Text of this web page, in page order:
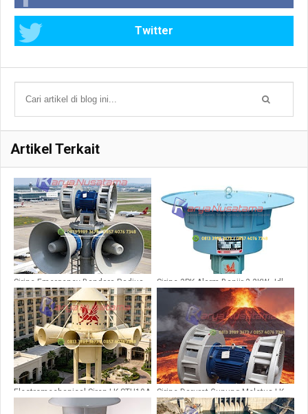
Twitter
Artikel Terkait
Sirine Emergency Bandara Radius
3km JDW 400
Sirine 3PK Alarm Banjir 2.2KW Jdl
400
Electromechanical Siren LK-STH10A
Sirine Darurat Gunung Meletus LK
JDW 450